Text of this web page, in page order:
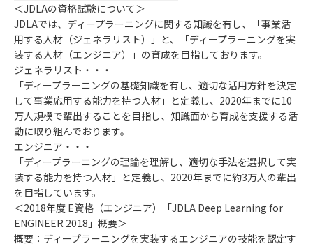
＜JDLAの資格試験について＞
JDLAでは、ディープラーニングに関する知識を有し、「事業活
用する人材（ジェネラリスト）」と、「ディープラーニングを実
装する人材（エンジニア）」の育成を目指しております。
ジェネラリスト・・・
「ディープラーニングの基礎知識を有し、適切な活用方針を決定
して事業応用する能力を持つ人材」と定義し、2020年までに10
万人規模で輩出することを目指し、知識面から育成を支援する活
動に取り組んでおります。
エンジニア・・・
「ディープラーニングの理論を理解し、適切な手法を選択して実
装する能力を持つ人材」と定義し、2020年までに約3万人の輩出
を目指しています。
＜2018年度 E資格（エンジニア）「JDLA Deep Learning for
ENGINEER 2018」概要＞
概要：ディープラーニングを実装するエンジニアの技能を認定す